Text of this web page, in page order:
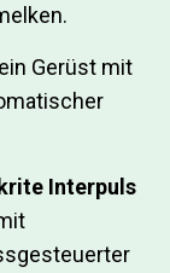
Gerüst mit
Interpuls